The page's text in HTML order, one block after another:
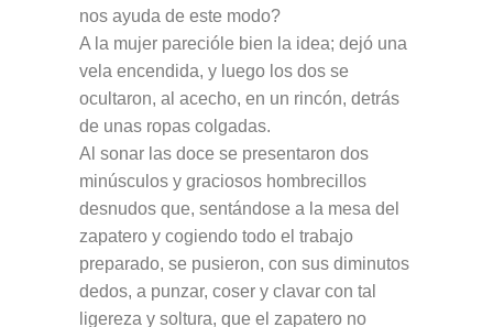
nos ayuda de este modo?
A la mujer parecióle bien la idea; dejó una
vela encendida, y luego los dos se
ocultaron, al acecho, en un rincón, detrás
de unas ropas colgadas.
Al sonar las doce se presentaron dos
minúsculos y graciosos hombrecillos
desnudos que, sentándose a la mesa del
zapatero y cogiendo todo el trabajo
preparado, se pusieron, con sus diminutos
dedos, a punzar, coser y clavar con tal
ligereza y soltura, que el zapatero no